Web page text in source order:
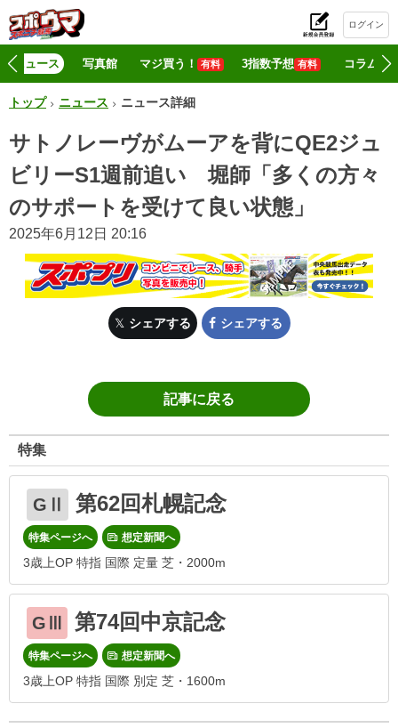
ログイン
ニュース 写真館 マジ買う！ 有料 3指数予想 有料 コラム
トップ ニュース ニュース詳細
サトノレーヴがムーアを背にQE2ジュ
ビリーS1週前追い 堀師「多くの方々
のサポートを受けて良い状態」
2025年6月12日 20:16
シェアする シェアする
記事に戻る
特集
GⅡ 第62回札幌記念
特集ページへ 想定新聞へ
3歳上OP 特指 国際 定量 芝・2000m
GⅢ 第74回中京記念
特集ページへ 想定新聞へ
3歳上OP 特指 国際 別定 芝・1600m